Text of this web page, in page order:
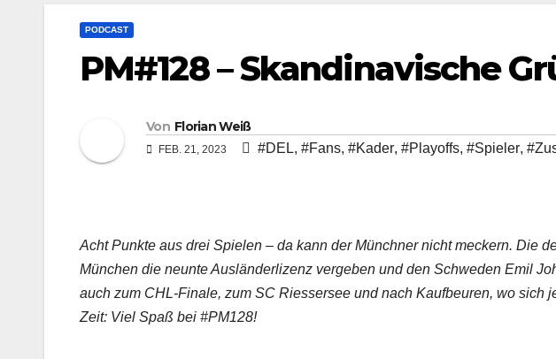
PODCAST
PM#128 – Skandinavische
Von Florian Weiß
FEB. 21, 2023 #DEL, #Fans, #Kader, #Playoffs, #Spieler,
Acht Punkte aus drei Spielen – da kann der Münchner nicht meckern. Die
München die neunte Ausländerlizenz vergeben und den Schweden Emil
auch zum CHL-Finale, zum SC Riessersee und nach Kaufbeuren, wo
Zeit: Viel Spaß bei #PM128!